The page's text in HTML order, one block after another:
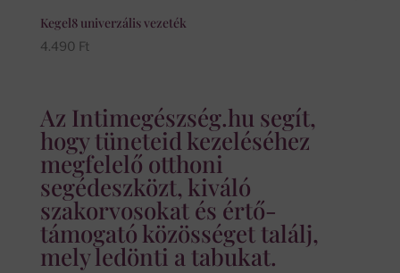
Kegel8 univerzális vezeték
4.490 Ft
Az Intimegészség.hu segít,
hogy tüneteid kezeléséhez
megfelelő otthoni
segédeszközt, kiváló
szakorvosokat és értő-
támogató közösséget találj,
mely ledönti a tabukat.